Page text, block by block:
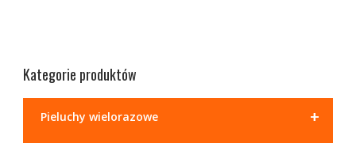
Kategorie produktów
+
Pieluchy wielorazowe